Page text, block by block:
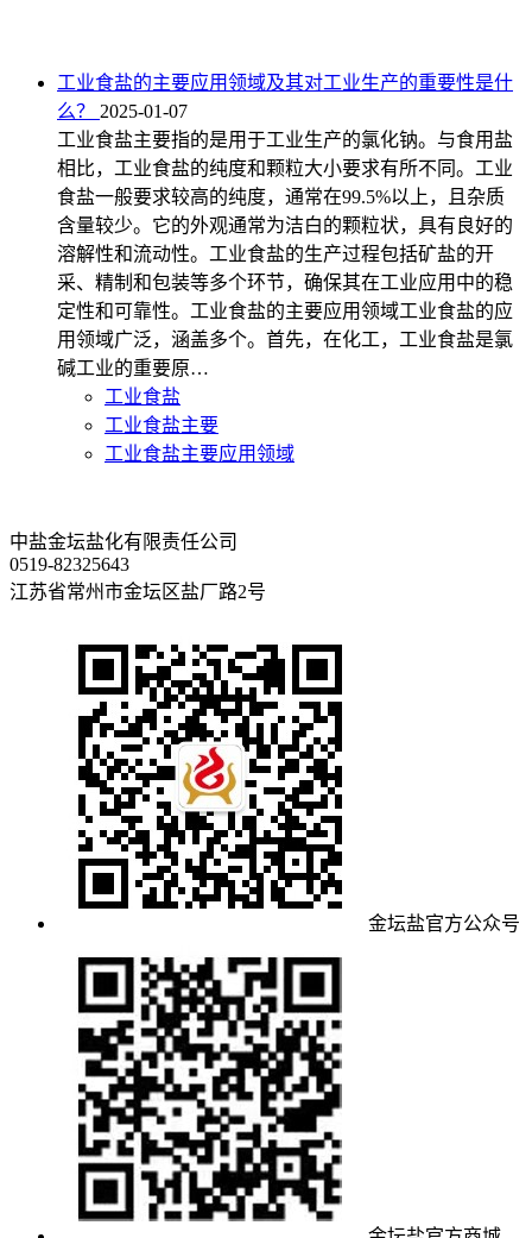
工业食盐的主要应用领域及其对工业生产的重要性是什
么？
2025-01-07
工业食盐主要指的是用于工业生产的氯化钠。与食用盐
相比，工业食盐的纯度和颗粒大小要求有所不同。工业
食盐一般要求较高的纯度，通常在99.5%以上，且杂质
含量较少。它的外观通常为洁白的颗粒状，具有良好的
溶解性和流动性。工业食盐的生产过程包括矿盐的开
采、精制和包装等多个环节，确保其在工业应用中的稳
定性和可靠性。工业食盐的主要应用领域工业食盐的应
用领域广泛，涵盖多个。首先，在化工，工业食盐是氯
碱工业的重要原…
工业食盐
工业食盐主要
工业食盐主要应用领域
中盐金坛盐化有限责任公司
0519-82325643
江苏省常州市金坛区盐厂路2号
金坛盐官方公众号